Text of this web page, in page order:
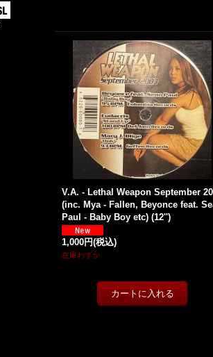
V.A. - Lethal Weapon September
(inc. Mya - Fallen, Beyonce feat.
Paul - Baby Boy etc) (12'')
1,000円(税込)
在庫わずか